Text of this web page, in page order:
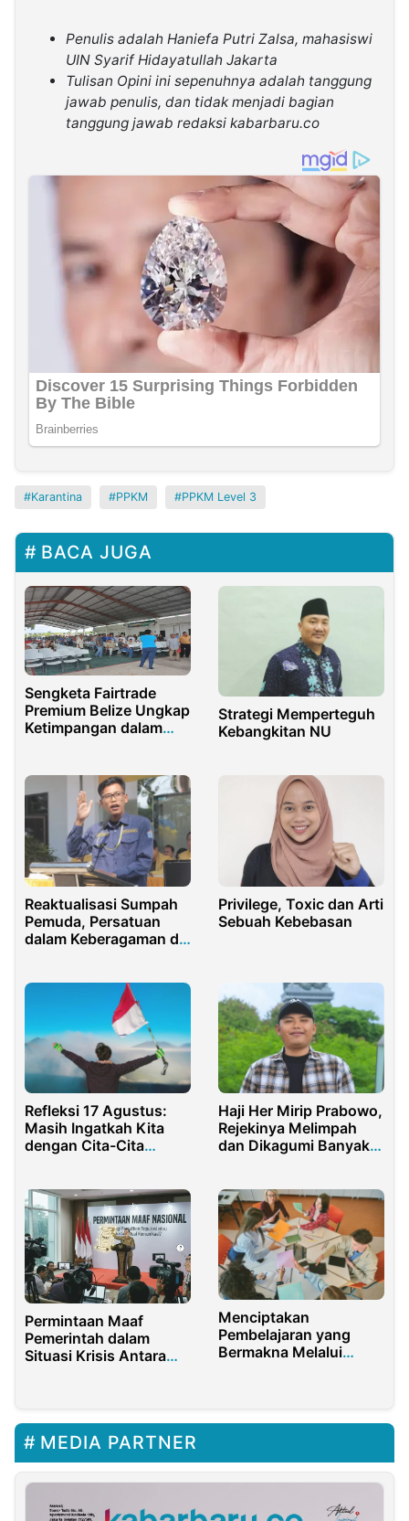
Penulis adalah Haniefa Putri Zalsa, mahasiswi
UIN Syarif Hidayatullah Jakarta
Tulisan Opini ini sepenuhnya adalah tanggung
jawab penulis, dan tidak menjadi bagian
tanggung jawab redaksi kabarbaru.co
Karantina PPKM PPKM Level 3
BACA JUGA
Sengketa Fairtrade
Premium Belize Ungkap
Ketimpangan dalam
Strategi Memperteguh
Kebangkitan NU
Reaktualisasi Sumpah
Pemuda, Persatuan
dalam Keberagaman di
Privilege, Toxic dan Arti
Sebuah Kebebasan
Refleksi 17 Agustus:
Masih Ingatkah Kita
dengan Cita-Cita
Haji Her Mirip Prabowo,
Rejekinya Melimpah
dan Dikagumi Banyak
Permintaan Maaf
Pemerintah dalam
Situasi Krisis Antara
Menciptakan
Pembelajaran yang
Bermakna Melalui
MEDIA PARTNER